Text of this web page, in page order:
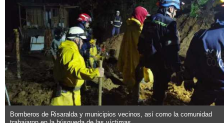
Bomberos de Risaralda y municipios vecinos, así como la comunidad